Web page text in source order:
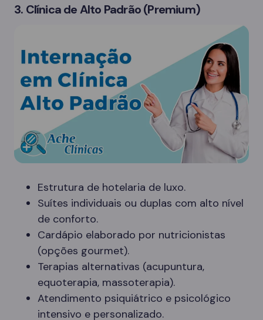
3. Clínica de Alto Padrão (Premium)
Estrutura de hotelaria de luxo.
Suítes individuais ou duplas com alto nível
de conforto.
Cardápio elaborado por nutricionistas
(opções gourmet).
Terapias alternativas (acupuntura,
equoterapia, massoterapia).
Atendimento psiquiátrico e psicológico
intensivo e personalizado.